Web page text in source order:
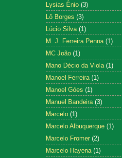
Lysias Ênio (3)
Lô Borges (3)
Lúcio Silva (1)
M. J. Ferreira Penna (1)
MC João (1)
Mano Décio da Viola (1)
Manoel Ferreira (1)
Manoel Góes (1)
Manuel Bandeira (3)
Marcelo (1)
Marcelo Albuquerque (1)
Marcelo Fromer (2)
Marcelo Hayena (1)